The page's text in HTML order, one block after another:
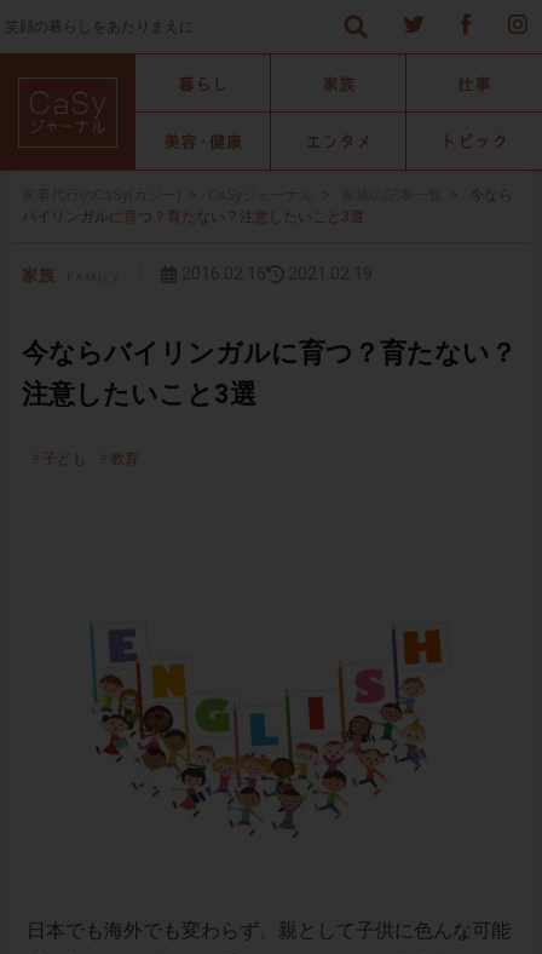
笑顔の暮らしをあたりまえに
今なら
バイリンガルに育つ？育たない？注意したいこと3選
今ならバイリンガルに育つ？育たない？
注意したいこと3選
子ども 教育
日本でも海外でも変わらず、親として子供に色んな可能